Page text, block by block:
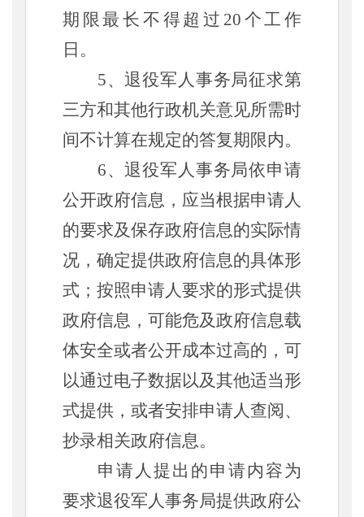
期限最长不得超过20个工作
日。
5、退役军人事务局征求第
三方和其他行政机关意见所需时
间不计算在规定的答复期限内。
6、退役军人事务局依申请
公开政府信息，应当根据申请人
的要求及保存政府信息的实际情
况，确定提供政府信息的具体形
式；按照申请人要求的形式提供
政府信息，可能危及政府信息载
体安全或者公开成本过高的，可
以通过电子数据以及其他适当形
式提供，或者安排申请人查阅、
抄录相关政府信息。
申请人提出的申请内容为
要求退役军人事务局提供政府公